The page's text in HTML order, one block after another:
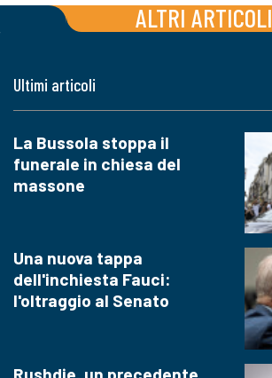
ALTRI ARTICOLI
Ultimi articoli
La Bussola stoppa il
funerale in chiesa del
massone
Una nuova tappa
dell'inchiesta Fauci:
l'oltraggio al Senato
Rushdie, un precedente